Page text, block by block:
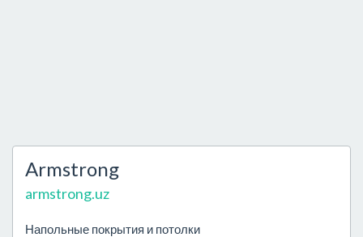
Armstrong
armstrong.uz
Напольные покрытия и потолки